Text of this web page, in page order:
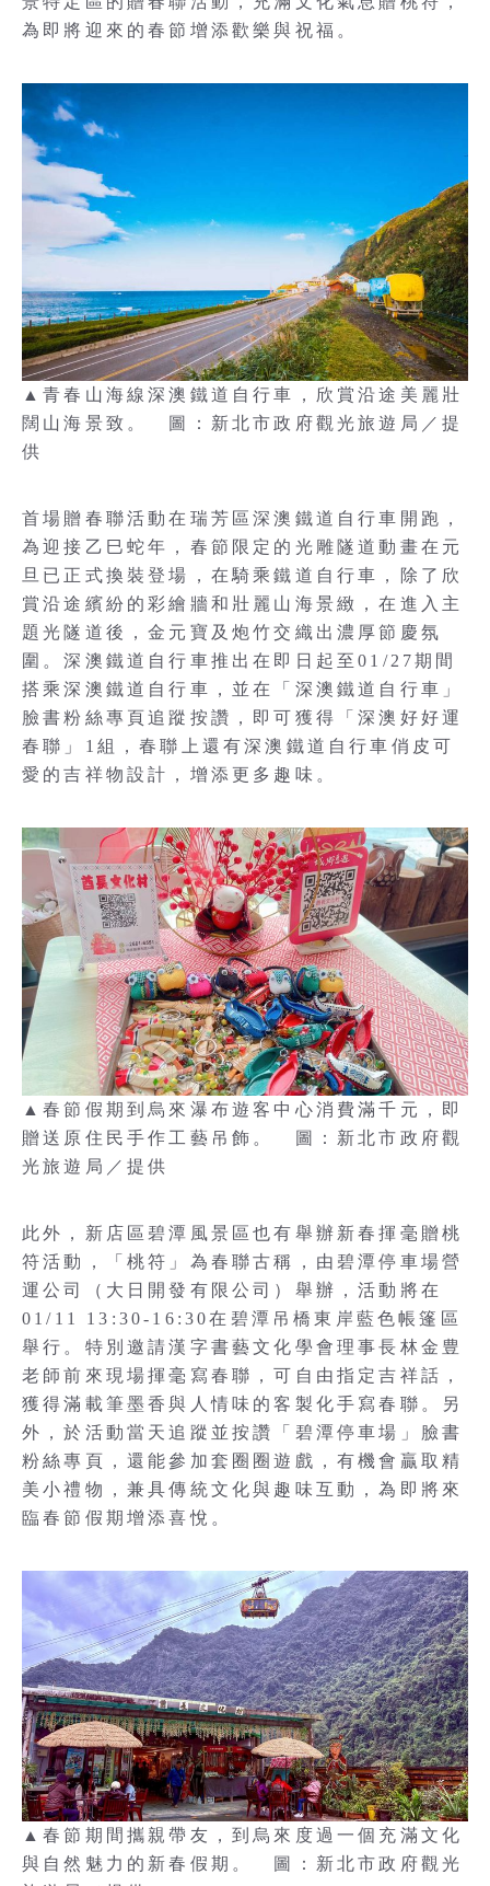
為即將迎來的春節增添歡樂與祝福。
▲青春山海線深澳鐵道自行車，欣賞沿途美麗壯
闊山海景致。 圖：新北市政府觀光旅遊局／提
供
首場贈春聯活動在瑞芳區深澳鐵道自行車開跑，
為迎接乙巳蛇年，春節限定的光雕隧道動畫在元
旦已正式換裝登場，在騎乘鐵道自行車，除了欣
賞沿途繽紛的彩繪牆和壯麗山海景緻，在進入主
題光隧道後，金元寶及炮竹交織出濃厚節慶氛
圍。深澳鐵道自行車推出在即日起至01/27期間
搭乘深澳鐵道自行車，並在「深澳鐵道自行車」
臉書粉絲專頁追蹤按讚，即可獲得「深澳好好運
春聯」1組，春聯上還有深澳鐵道自行車俏皮可
愛的吉祥物設計，增添更多趣味。
▲春節假期到烏來瀑布遊客中心消費滿千元，即
贈送原住民手作工藝吊飾。 圖：新北市政府觀
光旅遊局／提供
此外，新店區碧潭風景區也有舉辦新春揮毫贈桃
符活動，「桃符」為春聯古稱，由碧潭停車場營
運公司（大日開發有限公司）舉辦，活動將在
01/11 13:30-16:30在碧潭吊橋東岸藍色帳篷區
舉行。特別邀請漢字書藝文化學會理事長林金豊
老師前來現場揮毫寫春聯，可自由指定吉祥話，
獲得滿載筆墨香與人情味的客製化手寫春聯。另
外，於活動當天追蹤並按讚「碧潭停車場」臉書
粉絲專頁，還能參加套圈圈遊戲，有機會贏取精
美小禮物，兼具傳統文化與趣味互動，為即將來
臨春節假期增添喜悅。
▲春節期間攜親帶友，到烏來度過一個充滿文化
與自然魅力的新春假期。 圖：新北市政府觀光